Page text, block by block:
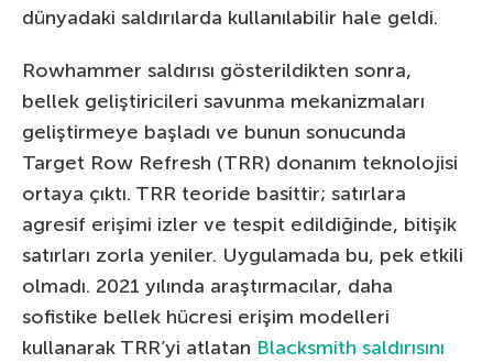
dünyadaki saldırılarda kullanılabilir hale geldi.
Rowhammer saldırısı gösterildikten sonra,
bellek geliştiricileri savunma mekanizmaları
geliştirmeye başladı ve bunun sonucunda
Target Row Refresh (TRR) donanım teknolojisi
ortaya çıktı. TRR teoride basittir; satırlara
agresif erişimi izler ve tespit edildiğinde, bitişik
satırları zorla yeniler. Uygulamada bu, pek etkili
olmadı. 2021 yılında araştırmacılar, daha
sofistike bellek hücresi erişim modelleri
kullanarak TRR’yi atlatan Blacksmith saldırısını